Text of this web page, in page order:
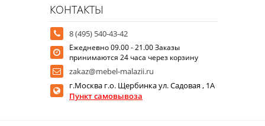
КОНТАКТЫ
8 (495) 540-43-42
Ежедневно 09.00 - 21.00 Заказы
принимаются 24 часа через корзину
zakaz@mebel-malazii.ru
г.Москва г.о. Щербинка ул. Садовая , 1А
Пункт самовывоза